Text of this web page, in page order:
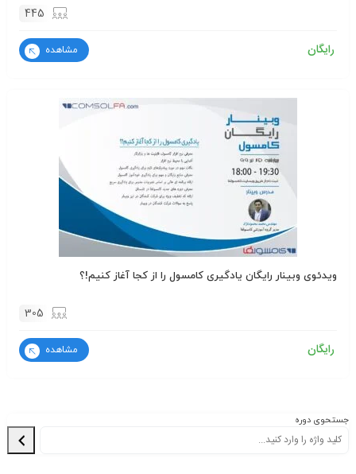
445
رایگان مشاهده
ویدئوی وبینار رایگان یادگیری کامسول را از کجا آغاز کنیم!؟
305
رایگان مشاهده
جستحوی دوره